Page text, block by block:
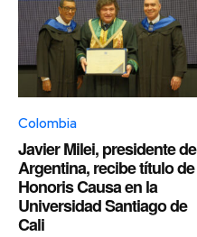
Colombia
Javier Milei, presidente de
Argentina, recibe título de
Honoris Causa en la
Universidad Santiago de
Cali